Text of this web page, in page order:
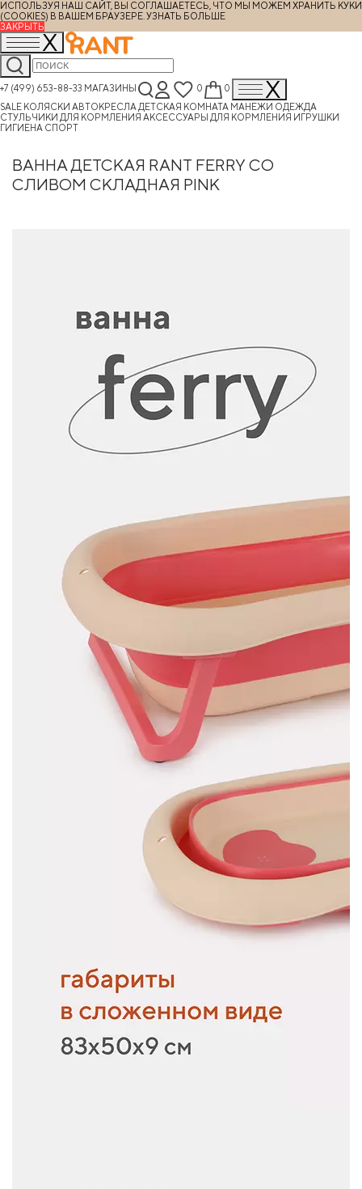
ИСПОЛЬЗУЯ НАШ САЙТ, ВЫ СОГЛАШАЕТЕСЬ, ЧТО МЫ МОЖЕМ ХРАНИТЬ КУКИ
(COOKIES) В ВАШЕМ БРАУЗЕРЕ. УЗНАТЬ БОЛЬШЕ
ЗАКРЫТЬ
+7 (499) 653-88-33 МАГАЗИНЫ 0
0
SALE КОЛЯСКИ АВТОКРЕСЛА ДЕТСКАЯ КОМНАТА МАНЕЖИ ОДЕЖДА
СТУЛЬЧИКИ ДЛЯ КОРМЛЕНИЯ АКСЕССУАРЫ ДЛЯ КОРМЛЕНИЯ ИГРУШКИ
ГИГИЕНА СПОРТ
ВАННА ДЕТСКАЯ RANT FERRY СО
СЛИВОМ СКЛАДНАЯ PINK